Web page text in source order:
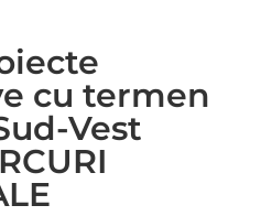
cu termen
Vest